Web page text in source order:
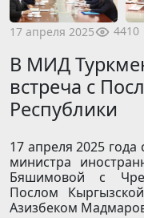
17 апреля 2025 4410
В МИД
встреча с
Республики
17 апреля 2025 года
министра
Бяшимовой с
Послом
Азизбеком